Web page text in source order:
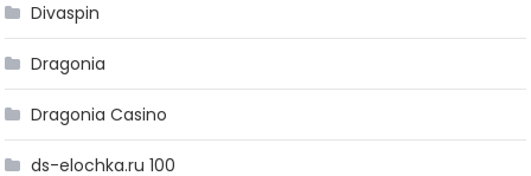
Divaspin
Dragonia
Dragonia Casino
ds-elochka.ru 100